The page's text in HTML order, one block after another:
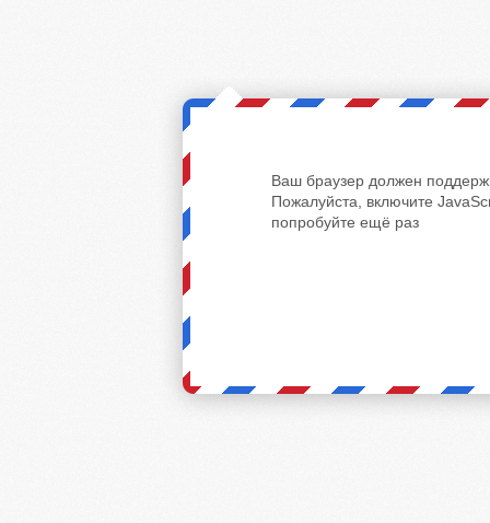
Ваш браузер должен
Пожалуйста, включите
попробуйте ещё раз